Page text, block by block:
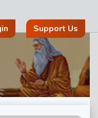
Support Us